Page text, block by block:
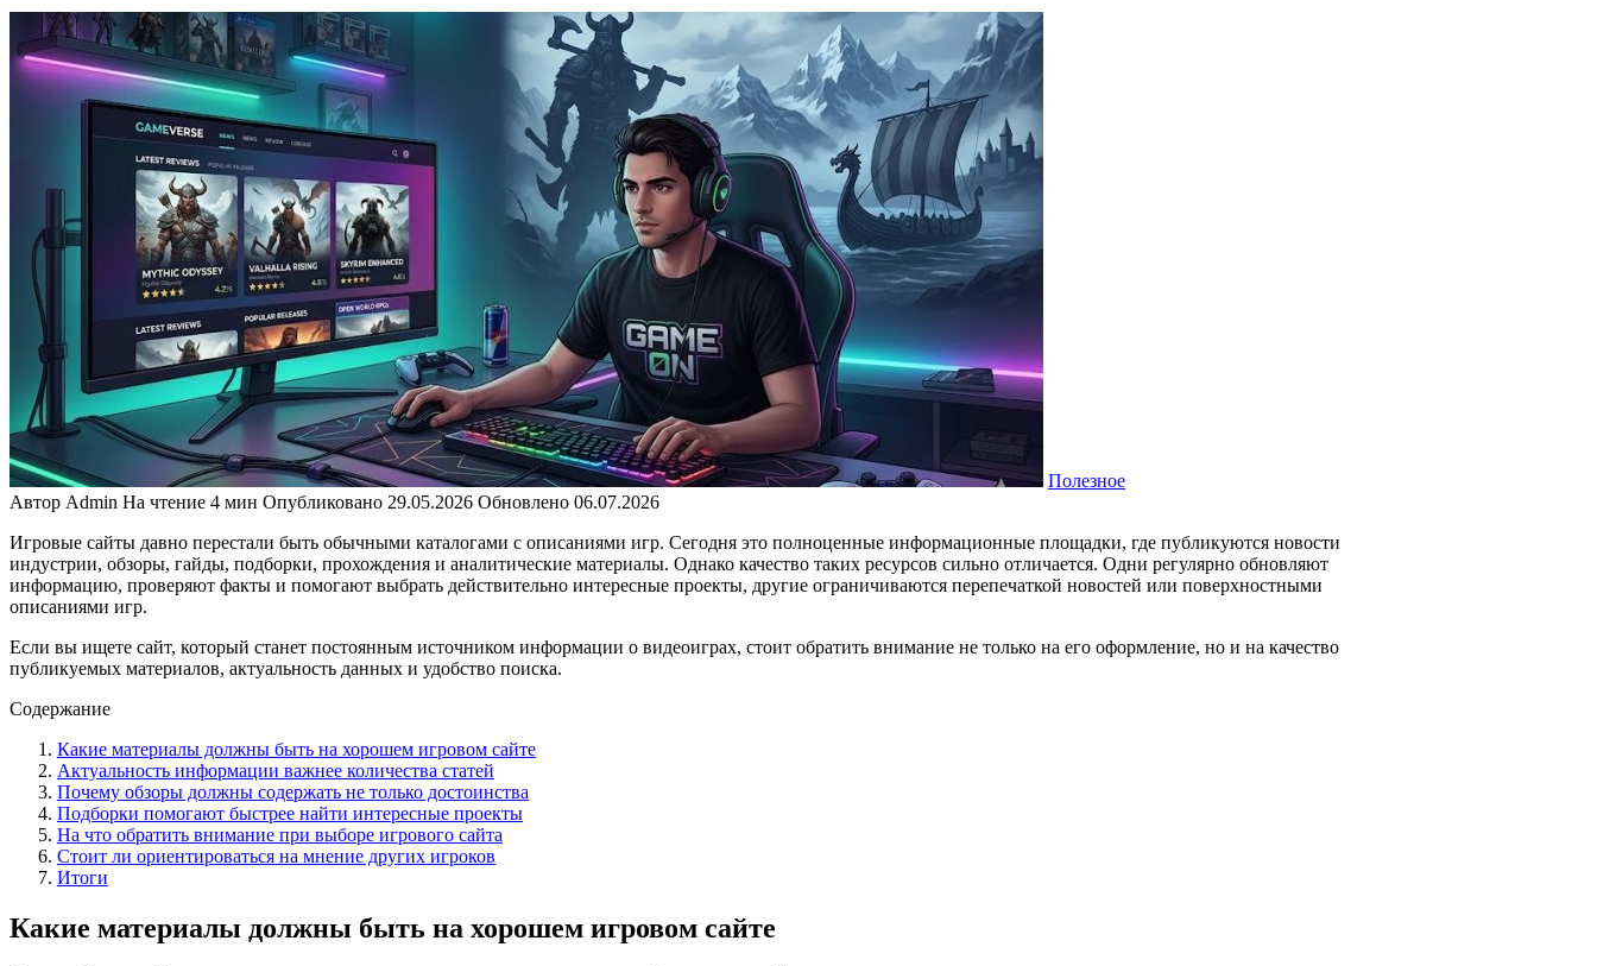
Полезное
Автор Admin На чтение 4 мин Опубликовано 29.05.2026 Обновлено 06.07.2026
Игровые сайты давно перестали быть обычными каталогами с описаниями игр. Сегодня это полноценные информационные площадки, где публикуются новости
индустрии, обзоры, гайды, подборки, прохождения и аналитические материалы. Однако качество таких ресурсов сильно отличается. Одни регулярно обновляют
информацию, проверяют факты и помогают выбрать действительно интересные проекты, другие ограничиваются перепечаткой новостей или поверхностными
описаниями игр.
Если вы ищете сайт, который станет постоянным источником информации о видеоиграх, стоит обратить внимание не только на его оформление, но и на качество
публикуемых материалов, актуальность данных и удобство поиска.
Содержание
Какие материалы должны быть на хорошем игровом сайте
Актуальность информации важнее количества статей
Почему обзоры должны содержать не только достоинства
Подборки помогают быстрее найти интересные проекты
На что обратить внимание при выборе игрового сайта
Стоит ли ориентироваться на мнение других игроков
Итоги
Какие материалы должны быть на хорошем игровом сайте